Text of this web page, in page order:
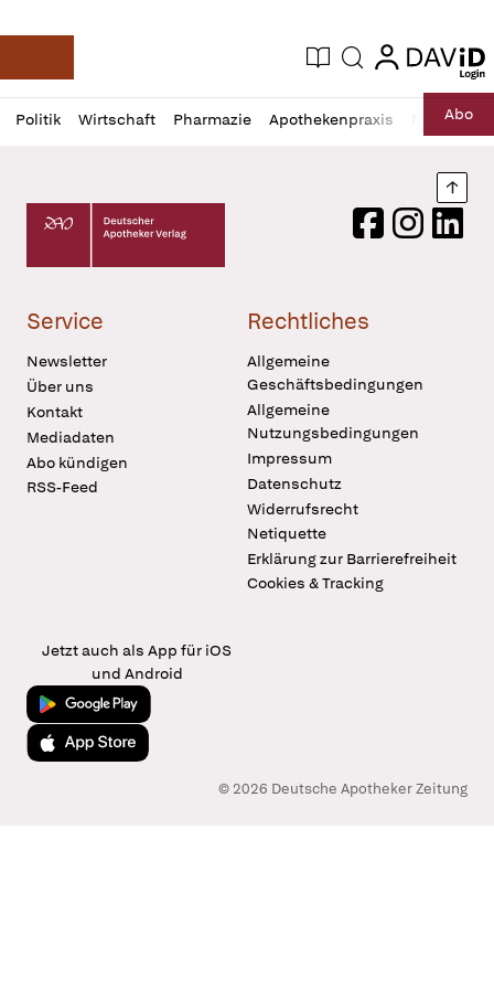
Deutsche Apotheker Zeitung
Aktuelle Ausgabe
Suche login
login
Politik Wirtschaft Pharmazie Apothekenpraxis RechtAbo
Profil
öffnen
Daz
Pur
Deutscher Apotheker Verlag Logo
FacebookInstagram
Service
Newsletter
Über uns
Kontakt
Mediadaten
Abo kündigen
RSS-Feed
Rechtliches
Allgemeine
Geschäftsbedingungen
Allgemeine
Nutzungsbedingungen
Impressum
Datenschutz
Widerrufsrecht
Netiquette
Erklärung zur Barrierefreiheit
Cookies & Tracking
Jetzt auch als App für iOS
und Android
Jetzt bei Google Play
Laden im App Store
© 2026 Deutsche Apotheker Zeitung